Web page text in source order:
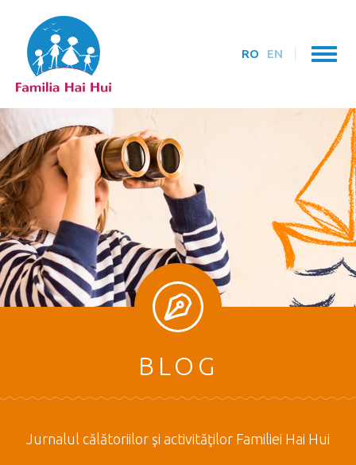
RO EN
BLOG
Jurnalul călătoriilor şi activităţilor Familiei Hai Hui